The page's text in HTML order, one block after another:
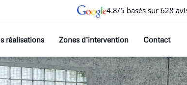
4.8/5 basés sur 628
réalisations Zones d’intervention Contact